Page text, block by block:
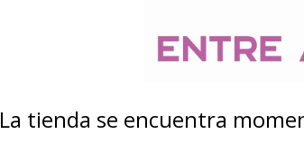
La tienda se encuentra